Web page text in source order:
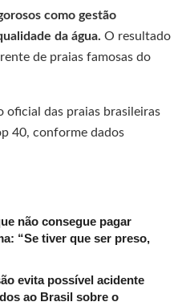
como gestão
da água. O resultado
de praias famosas do
oficial das praias brasileiras
40, conforme dados
não consegue pagar
“Se tiver que ser preso,
evita possível acidente
ao Brasil sobre o